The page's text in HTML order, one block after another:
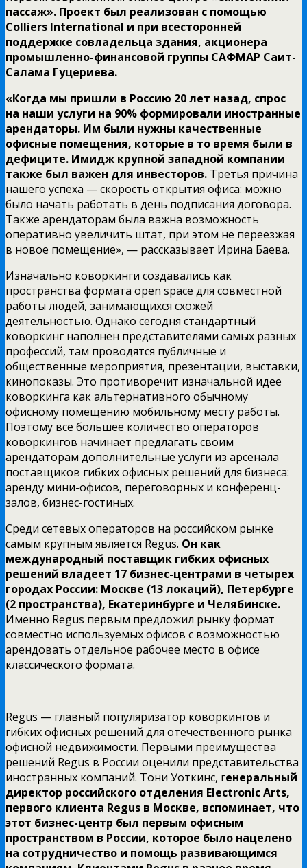
пассаж». Проект был реализован с помощью
Colliers International и при всесторонней
поддержке совладельца здания, акционера
промышленно-финансовой группы САФМАР Саит-
Салама Гуцериева.
«Когда мы пришли в Россию 20 лет назад, спрос
на наши услуги на 90% формировали иностранные
арендаторы. Им были нужны качественные
офисные помещения, которые в то время были в
дефиците. Имидж крупной западной компании
также был важен для инвесторов. Третья причина
нашего успеха — скорость открытия офиса: можно
было начать работать в день подписания договора.
Также арендаторам была важна возможность
оперативно увеличить штат, при этом не переезжая
в новое помещение», — рассказывает Ирина Баева.
Изначально коворкинги создавались как
пространства формата open space для совместной
работы людей, занимающихся схожей
деятельностью. Однако сегодня стандартный
коворкинг наполнен представителями самых разных
профессий, там проводятся публичные и
общественные мероприятия, презентации, выставки,
кинопоказы. Это противоречит изначальной идее
коворкинга как альтернативного обычному
офисному помещению мобильному месту работы.
Поэтому все большее количество операторов
коворкингов начинает предлагать своим
арендаторам дополнительные услуги из арсенала
поставщиков гибких офисных решений для бизнеса:
аренду мини-офисов, переговорных и конференц-
залов, бизнес-гостиных.
Среди сетевых операторов на российском рынке
самым крупным является Regus. Он как
международный поставщик гибких офисных
решений владеет 17 бизнес-центрами в четырех
городах России: Москве (13 локаций), Петербурге
(2 пространства), Екатеринбурге и Челябинске.
Именно Regus первым предложил рынку формат
совместно используемых офисов с возможностью
арендовать отдельное рабочее место в офисе
классического формата.
Regus — главный популяризатор коворкингов и
гибких офисных решений для отечественного рынка
офисной недвижимости. Первыми преимущества
решений Regus в России оценили представительства
иностранных компаний. Тони Уоткинс, генеральный
директор российского отделения Electronic Arts,
первого клиента Regus в Москве, вспоминает, что
этот бизнес-центр был первым офисным
пространством в России, которое было нацелено
на сотрудничество и помощь развивающимся